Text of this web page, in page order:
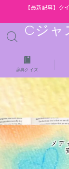
【最新記事】ク
Cジャ
MENU
HOME
【最新】クイ
★全種/アロマ
イズ＆プチ辞典
★アロマ検定
辞典クイズ
メデ